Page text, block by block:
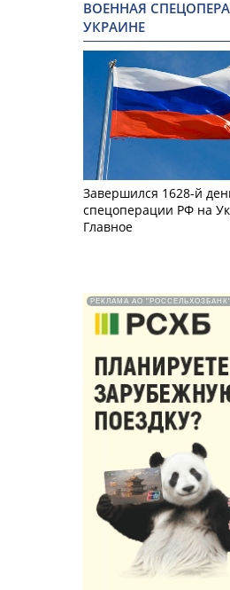
ВОЕННАЯ
УКРАИНЕ
Завершился 1628-й
спецоперации РФ на
Главное
РЕКЛАМА АО